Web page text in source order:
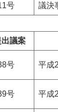
号 議決
議案
号 平成
号 平成